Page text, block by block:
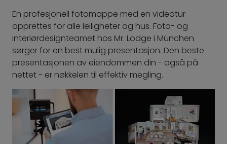
En profesjonell fotomappe med en videotur
opprettes for alle leiligheter og hus. Foto- og
interiørdesignteamet hos Mr. Lodge i München
sørger for en best mulig presentasjon. Den beste
presentasjonen av eiendommen din - også på
nettet - er nøkkelen til effektiv megling.